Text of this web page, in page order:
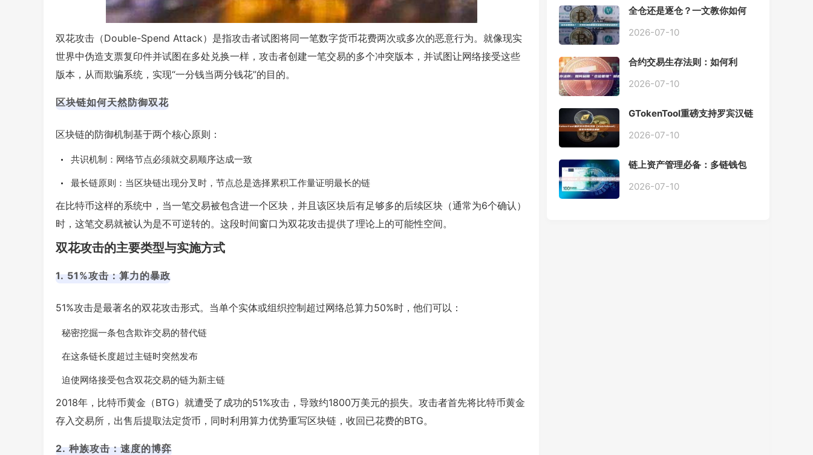
双花攻击（Double-Spend Attack）是指攻击者试图将同一笔数字货币花费两次或多次的恶意行为。就像现实
世界中伪造支票复印件并试图在多处兑换一样，攻击者创建一笔交易的多个冲突版本，并试图让网络接受这些
版本，从而欺骗系统，实现“一分钱当两分钱花”的目的。
区块链如何天然防御双花
区块链的防御机制基于两个核心原则：
共识机制：网络节点必须就交易顺序达成一致
最长链原则：当区块链出现分叉时，节点总是选择累积工作量证明最长的链
在比特币这样的系统中，当一笔交易被包含进一个区块，并且该区块后有足够多的后续区块（通常为6个确认）
时，这笔交易就被认为是不可逆转的。这段时间窗口为双花攻击提供了理论上的可能性空间。
双花攻击的主要类型与实施方式
1. 51%攻击：算力的暴政
51%攻击是最著名的双花攻击形式。当单个实体或组织控制超过网络总算力50%时，他们可以：
秘密挖掘一条包含欺诈交易的替代链
在这条链长度超过主链时突然发布
迫使网络接受包含双花交易的链为新主链
2018年，比特币黄金（BTG）就遭受了成功的51%攻击，导致约1800万美元的损失。攻击者首先将比特币黄金
存入交易所，出售后提取法定货币，同时利用算力优势重写区块链，收回已花费的BTG。
2. 种族攻击：速度的博弈
全仓还是逐仓？一文教你如何
2026-07-10
合约交易生存法则：如何利
2026-07-10
GTokenTool重磅支持罗宾汉链
程全解析
2026-07-10
链上资产管理必备：多链钱包
2026-07-10